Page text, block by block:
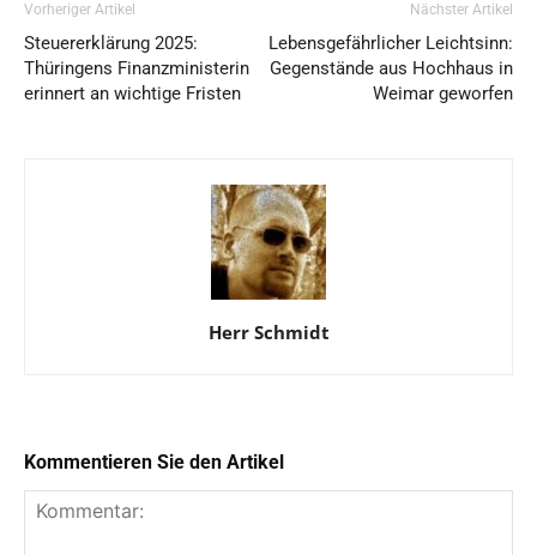
Vorheriger Artikel
Steuererklärung 2025:
Thüringens Finanzministerin
erinnert an wichtige Fristen
Nächster Artikel
Lebensgefährlicher Leichtsinn:
Gegenstände aus Hochhaus in
Weimar geworfen
Herr Schmidt
Kommentieren Sie den Artikel